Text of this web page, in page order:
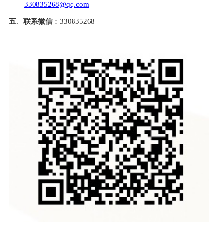
330835268@qq.com
五、 联系微信： 330835268